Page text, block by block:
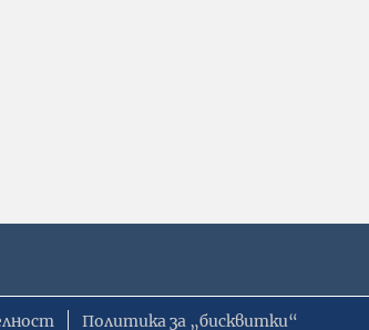
Политика за „бисквитки“